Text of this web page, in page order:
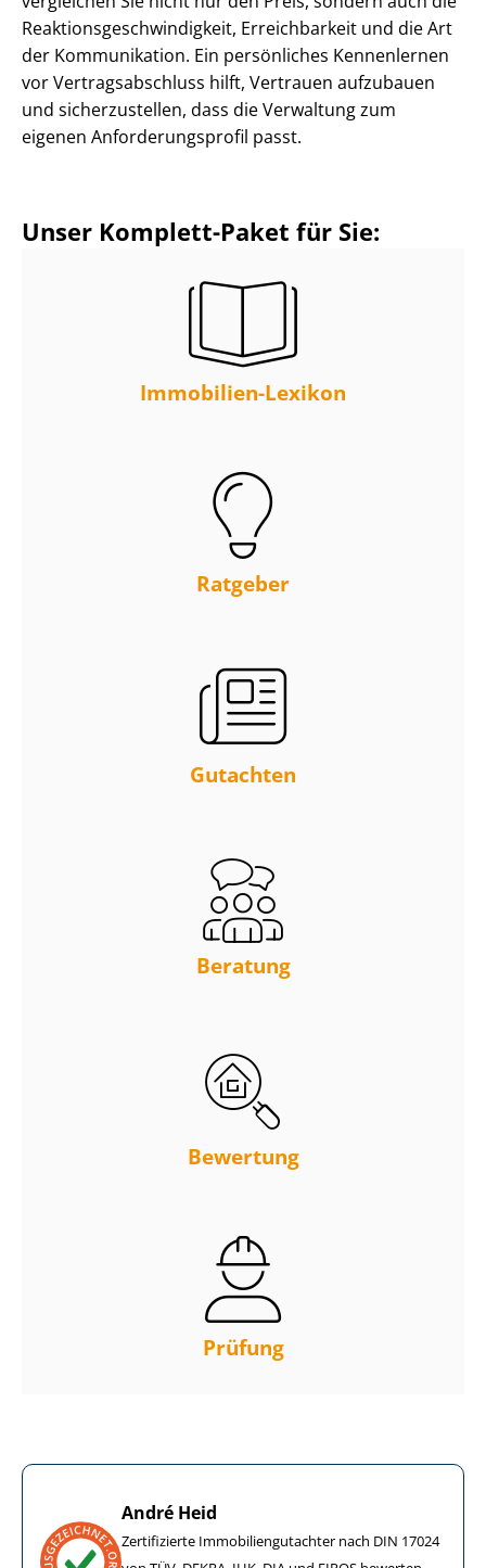
Re­ak­ti­ons­ge­schwin­dig­keit, Erreichbarkeit und die Art
der Kommunikation. Ein persönliches Kennenlernen
vor Ver­trags­ab­schluss hilft, Vertrauen aufzubauen
und sicherzustellen, dass die Verwaltung zum
eigenen An­for­de­rungs­pro­fil passt.
Unser Komplett-Paket für Sie:
Immobilien-Lexikon
Ratgeber
Gutachten
Beratung
Bewertung
Prüfung
André Heid
Zertifizierte Im­mo­bi­li­en­gut­ach­ter nach DIN 17024